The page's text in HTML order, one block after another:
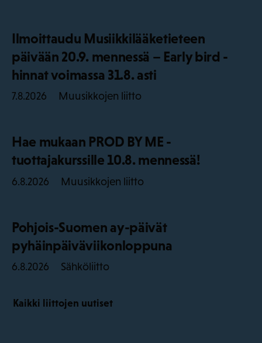
Ilmoittaudu Musiikkilääketieteen
päivään 20.9. mennessä – Early bird -
hinnat voimassa 31.8. asti
7.8.2026 Muusikkojen liitto
Hae mukaan PROD BY ME -
tuottajakurssille 10.8. mennessä!
6.8.2026 Muusikkojen liitto
Pohjois-Suomen ay-päivät
pyhäinpäiväviikonloppuna
6.8.2026 Sähköliitto
Kaikki liittojen uutiset